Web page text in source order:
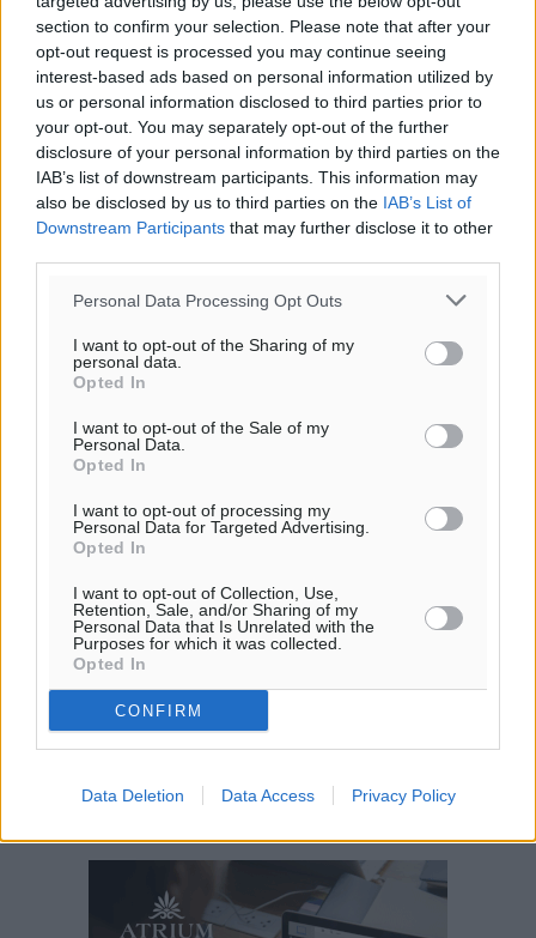
section to confirm your selection. Please note that after your
opt-out request is processed you may continue seeing
interest-based ads based on personal information utilized by
us or personal information disclosed to third parties prior to
your opt-out. You may separately opt-out of the further
disclosure of your personal information by third parties on the
IAB’s list of downstream participants. This information may
also be disclosed by us to third parties on the IAB’s List of
Downstream Participants that may further disclose it to other
Personal Data Processing Opt Outs
I want to opt-out of the Sharing of my
personal data.
Opted In
I want to opt-out of the Sale of my
Personal Data.
Opted In
I want to opt-out of processing my
Personal Data for Targeted Advertising.
Opted In
I want to opt-out of Collection, Use,
Retention, Sale, and/or Sharing of my
Personal Data that Is Unrelated with the
Purposes for which it was collected.
Opted In
CONFIRM
Data Deletion Data Access Privacy Policy
πρόγνωση:
32°
ΣΑ
30°
ΚΥ
29°
ΔΕ
29